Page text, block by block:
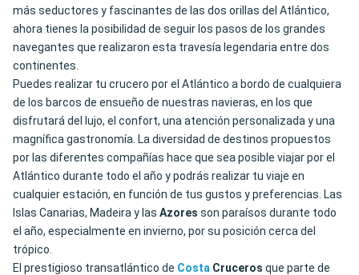
más seductores y fascinantes de las dos orillas del Atlántico,
ahora tienes la posibilidad de seguir los pasos de los grandes
navegantes que realizaron esta travesía legendaria entre dos
continentes.
Puedes realizar tu crucero por el Atlántico a bordo de cualquiera
de los barcos de ensueño de nuestras navieras, en los que
disfrutará del lujo, el confort, una atención personalizada y una
magnífica gastronomía. La diversidad de destinos propuestos
por las diferentes compañías hace que sea posible viajar por el
Atlántico durante todo el año y podrás realizar tu viaje en
cualquier estación, en función de tus gustos y preferencias. Las
Islas Canarias, Madeira y las Azores son paraísos durante todo
el año, especialmente en invierno, por su posición cerca del
trópico.
El prestigioso transatlántico de Costa Cruceros que parte de